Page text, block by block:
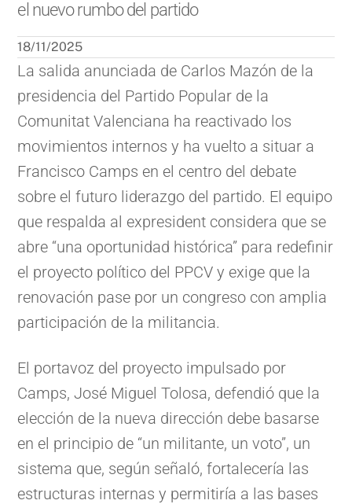
el nuevo rumbo del partido
18/11/2025
La salida anunciada de Carlos Mazón de la
presidencia del Partido Popular de la
Comunitat Valenciana ha reactivado los
movimientos internos y ha vuelto a situar a
Francisco Camps en el centro del debate
sobre el futuro liderazgo del partido. El equipo
que respalda al expresident considera que se
abre “una oportunidad histórica” para redefinir
el proyecto político del PPCV y exige que la
renovación pase por un congreso con amplia
participación de la militancia.
El portavoz del proyecto impulsado por
Camps, José Miguel Tolosa, defendió que la
elección de la nueva dirección debe basarse
en el principio de “un militante, un voto”, un
sistema que, según señaló, fortalecería las
estructuras internas y permitiría a las bases